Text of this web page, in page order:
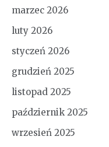
marzec 2026
luty 2026
styczeń 2026
grudzień 2025
listopad 2025
październik 2025
wrzesień 2025